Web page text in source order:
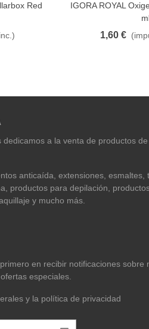
Red FAVORITO
IGORA ROYAL
1,60 €
a la venta de productos
anticaída, extensiones, esmaltes,
productos para depilación,
y mucho más.
en recibir notificaciones sobre
especiales.
y la política de privacidad